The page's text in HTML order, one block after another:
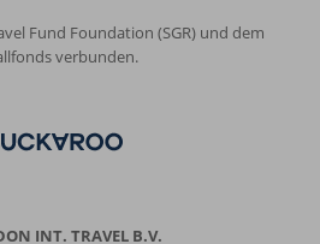
Fund Foundation (SGR) und dem
verbunden.
INT. TRAVEL B.V.